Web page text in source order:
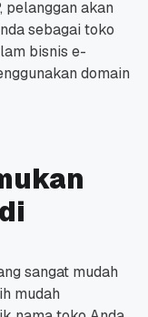
pelanggan akan
sebagai toko
bisnis e-
domain
sangat mudah
mudah